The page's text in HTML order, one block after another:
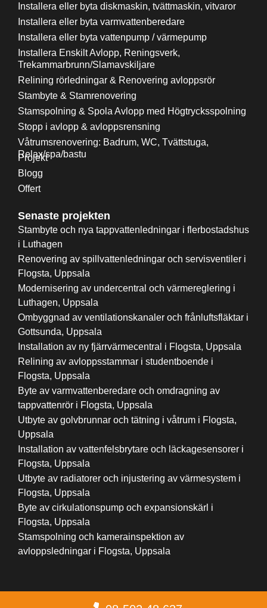
Installera eller byta diskmaskin, tvättmaskin, vitvaror
Installera eller byta varmvattenberedare
Installera eller byta vattenpump / värmepump
Installera Enskilt Avlopp, Reningsverk,
Trekammarbrunn/Slamavskiljare
Relining rörledningar & Renovering avloppsrör
Stambyte & Stamrenovering
Stamspolning & Spola Avlopp med Högtrycksspolning
Stopp i avlopp & avloppsrensning
Våtrumsrenovering: Badrum, WC, Tvättstuga,
Relax/spa/bastu
Projekt
Blogg
Offert
Senaste projekten
Stambyte och nya tappvattenledningar i flerbostadshus
i Luthagen
Renovering av spillvattenledningar och servisventiler i
Flogsta, Uppsala
Modernisering av undercentral och värmereglering i
Luthagen, Uppsala
Ombyggnad av ventilationskanaler och frånluftsfläktar i
Gottsunda, Uppsala
Installation av ny fjärrvärmecentral i Flogsta, Uppsala
Relining av avloppsstammar i studentboende i
Flogsta, Uppsala
Byte av varmvattenberedare och omdragning av
tappvattenrör i Flogsta, Uppsala
Utbyte av golvbrunnar och tätning i våtrum i Flogsta,
Uppsala
Installation av vattenfelsbrytare och läckagesensorer i
Flogsta, Uppsala
Utbyte av radiatorer och injustering av värmesystem i
Flogsta, Uppsala
Byte av cirkulationspump och expansionskärl i
Flogsta, Uppsala
Stamspolning och kamerainspektion av
avloppsledningar i Flogsta, Uppsala